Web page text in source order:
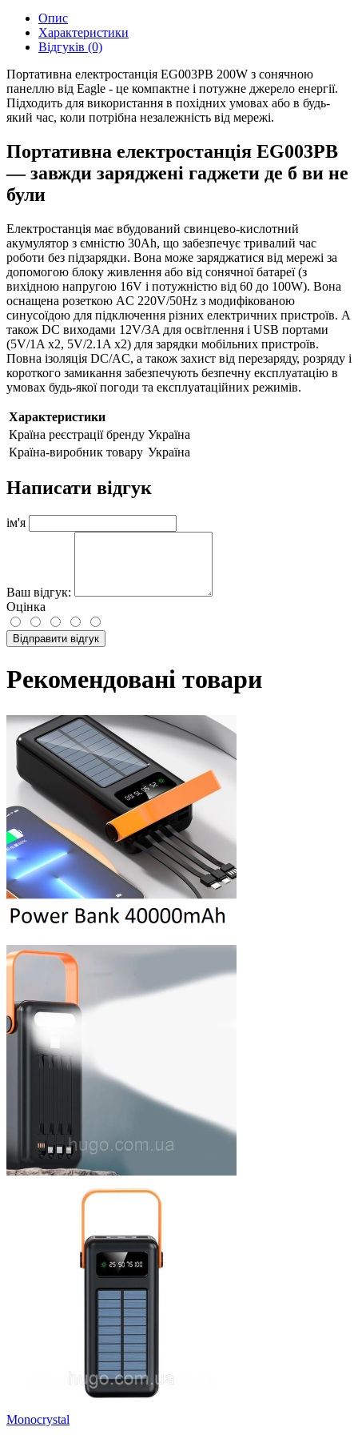
Опис
Характеристики
Відгуків (0)
Портативна електростанція EG003PB 200W з сонячною
панеллю від Eagle - це компактне і потужне джерело енергії.
Підходить для використання в похідних умовах або в будь-
який час, коли потрібна незалежність від мережі.
Портативна електростанція EG003PB
— завжди заряджені гаджети де б ви не
були
Електростанція має вбудований свинцево-кислотний
акумулятор з ємністю 30Ah, що забезпечує тривалий час
роботи без підзарядки. Вона може заряджатися від мережі за
допомогою блоку живлення або від сонячної батареї (з
вихідною напругою 16V і потужністю від 60 до 100W). Вона
оснащена розеткою AC 220V/50Hz з модифікованою
синусоїдою для підключення різних електричних пристроїв. А
також DC виходами 12V/3A для освітлення і USB портами
(5V/1A x2, 5V/2.1A x2) для зарядки мобільних пристроїв.
Повна ізоляція DC/AC, а також захист від перезаряду, розряду і
короткого замикання забезпечують безпечну експлуатацію в
умовах будь-якої погоди та експлуатаційних режимів.
Характеристики
Країна реєстрації бренду Україна
Країна-виробник товару Україна
Написати відгук
ім'я
Ваш відгук:
Оцінка
Відправити відгук
Рекомендовані товари
Monocrystal